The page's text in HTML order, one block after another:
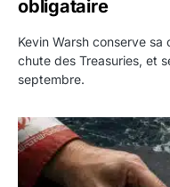
obligataire
Kevin Warsh conserve
chute des Treasuries, et
septembre.
Ormuz : l’Iran